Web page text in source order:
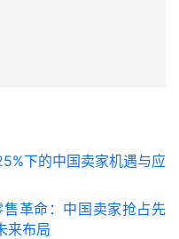
下的中国卖家机遇与应
革命：中国卖家抢占先
来布局